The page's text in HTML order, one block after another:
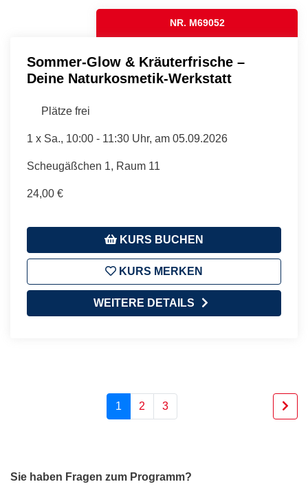
NR. M69052
Sommer-Glow & Kräuterfrische –
Deine Naturkosmetik-Werkstatt
Plätze frei
1 x Sa., 10:00 - 11:30 Uhr, am 05.09.2026
Scheugäßchen 1, Raum 11
24,00 €
KURS BUCHEN
KURS MERKEN
WEITERE DETAILS
1 2 3
Sie haben Fragen zum Programm?